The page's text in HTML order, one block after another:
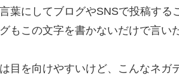
葉にしてブログやSNSで投稿する
もこの文字を書かないだけで言い
目を向けやすいけど、こんなネガ